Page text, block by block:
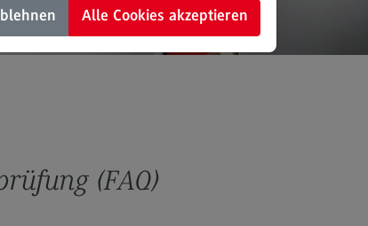
Anmeldung und Zulassung
(FAQ)
Alle Cookies akzeptieren